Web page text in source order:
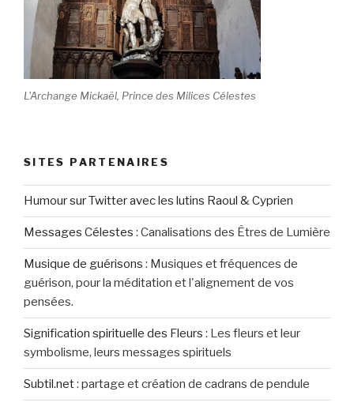
L'Archange Mickaël, Prince des Milices Célestes
SITES PARTENAIRES
Humour sur Twitter avec les lutins Raoul & Cyprien
Messages Célestes : Canalisations des Êtres de Lumière
Musique de guérisons : Musiques et fréquences de
guérison, pour la méditation et l'alignement de vos
pensées.
Signification spirituelle des Fleurs : Les fleurs et leur
symbolisme, leurs messages spirituels
Subtil.net: partage et création de cadrans de pendule